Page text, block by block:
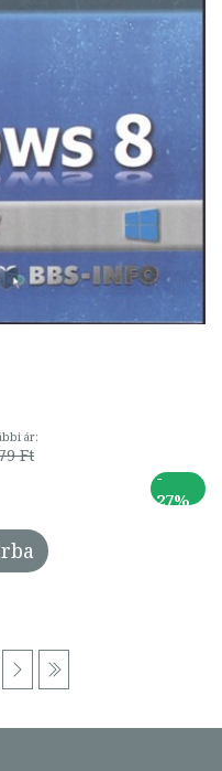
ár:
Ft
-
27%